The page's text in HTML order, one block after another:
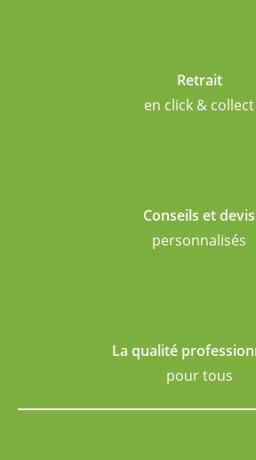
Retrait
en click & collect
Conseils et devis
personnalisés
La qualité
pour tous